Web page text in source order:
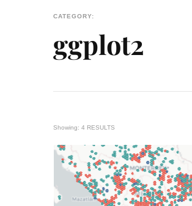
CATEGORY:
ggplot2
Showing: 4 RESULTS